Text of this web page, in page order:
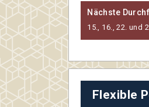
Nächste
15., 16., 22. und
Flexible